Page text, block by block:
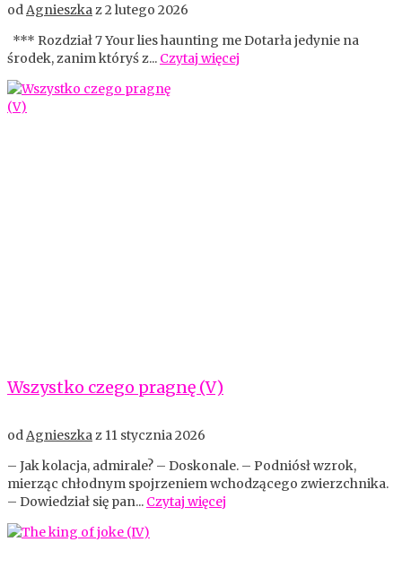
od Agnieszka z2 lutego 2026
*** Rozdział 7 Your lies haunting me Dotarła jedynie na
środek, zanim któryś z... Czytaj więcej
Wszystko czego pragnę (V)
od Agnieszka z 11 stycznia 2026
– Jak kolacja, admirale? – Doskonale. – Podniósł wzrok,
mierząc chłodnym spojrzeniem wchodzącego zwierzchnika.
– Dowiedział się pan... Czytaj więcej